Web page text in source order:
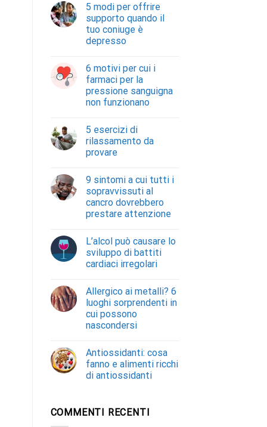
5 modi per offrire
supporto quando il
tuo coniuge è
depresso
6 motivi per cui i
farmaci per la
pressione sanguigna
non funzionano
5 esercizi di
rilassamento da
provare
9 sintomi a cui tutti i
sopravvissuti al
cancro dovrebbero
prestare attenzione
L’alcol può causare lo
sviluppo di battiti
cardiaci irregolari
Allergico ai metalli? 6
luoghi sorprendenti in
cui possono
nascondersi
Antiossidanti: cosa
fanno e alimenti ricchi
di antiossidanti
COMMENTI RECENTI